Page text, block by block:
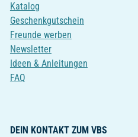
Katalog
Geschenkgutschein
Freunde werben
Newsletter
Ideen & Anleitungen
FAQ
DEIN KONTAKT ZUM VBS